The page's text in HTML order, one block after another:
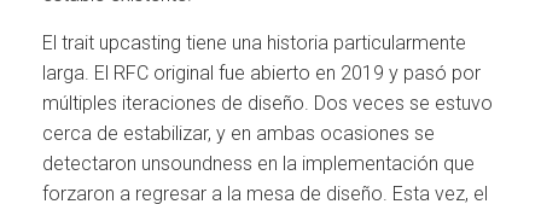
El trait upcasting tiene una historia particularmente
larga. El RFC original fue abierto en 2019 y pasó por
múltiples iteraciones de diseño. Dos veces se estuvo
cerca de estabilizar, y en ambas ocasiones se
detectaron unsoundness en la implementación que
forzaron a regresar a la mesa de diseño. Esta vez, el